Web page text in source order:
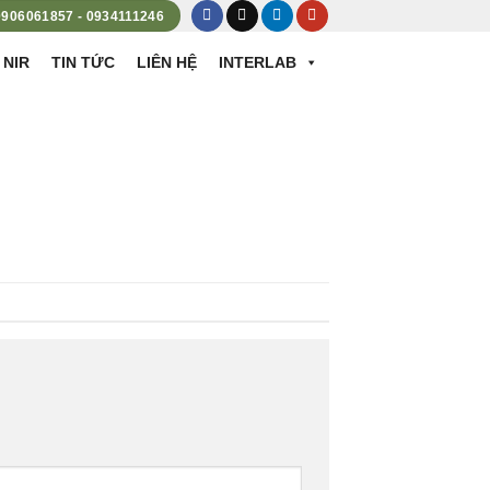
- 0934111246
TIN TỨC LIÊN HỆ INTERLAB